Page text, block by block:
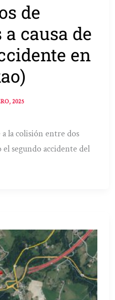
de
causa de
en
2025
la colisión entre dos
segundo accidente del